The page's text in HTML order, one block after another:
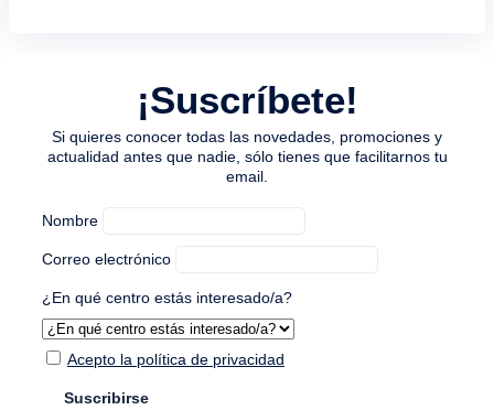
¡Suscríbete!
Si quieres conocer todas las novedades, promociones y
actualidad antes que nadie, sólo tienes que facilitarnos tu
email.
Nombre
Correo electrónico
¿En qué centro estás interesado/a?
Acepto la política de privacidad